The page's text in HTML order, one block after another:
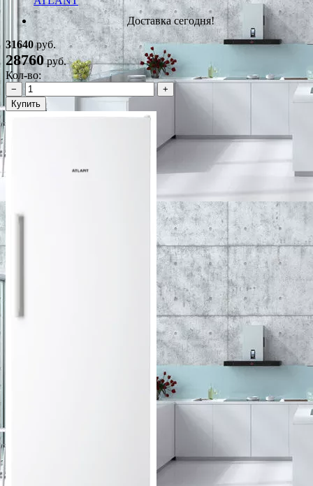
Доставка сегодня!
31640руб.
28760руб.
Кол-во:
−
+
Купить